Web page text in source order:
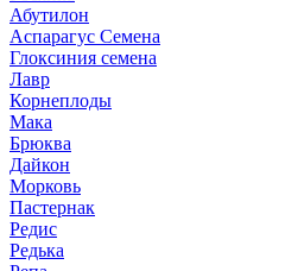
Абутилон
Аспарагус Семена
Глоксиния семена
Лавр
Корнеплоды
Мака
Брюква
Дайкон
Морковь
Пастернак
Редис
Редька